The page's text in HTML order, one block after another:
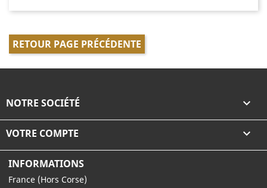
RETOUR PAGE PRÉCÉDENTE
NOTRE SOCIÉTÉ 
VOTRE COMPTE 
INFORMATIONS
France (Hors Corse)